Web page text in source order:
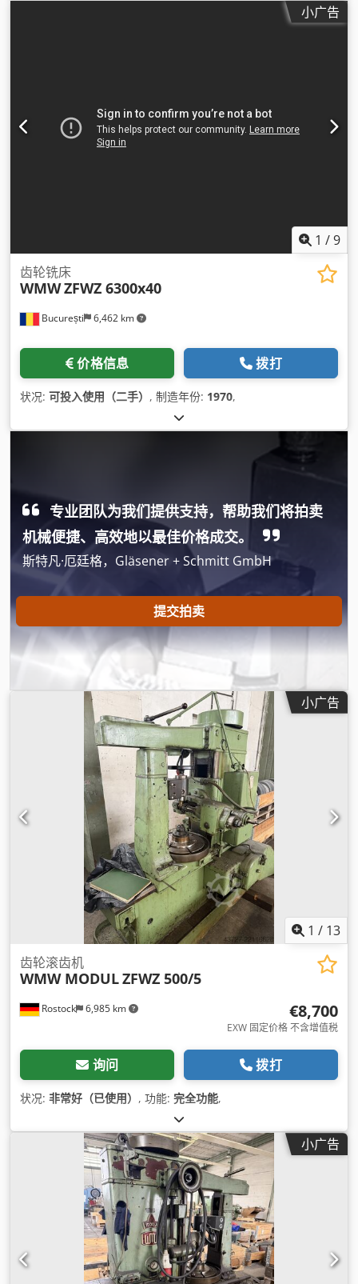
小广告
1 /9
București 6,462 km
齿轮铣床
WMWZFWZ 6300x40
价格信息 拨打
状况: 可投入使用（二手） , 制造年份: 1970,
专业团队为我们提供支持，帮助我们将拍卖
机械便捷、高效地以最佳价格成交。
斯特凡·厄廷格，Gläsener + Schmitt GmbH
提交拍卖
小广告
1 / 13
Rostock 6,985 km
齿轮滚齿机
WMW MODULZFWZ 500/5
€8,700
EXW 固定价格 不含增值税
询问 拨打
状况: 非常好（已使用） , 功能: 完全功能,
小广告